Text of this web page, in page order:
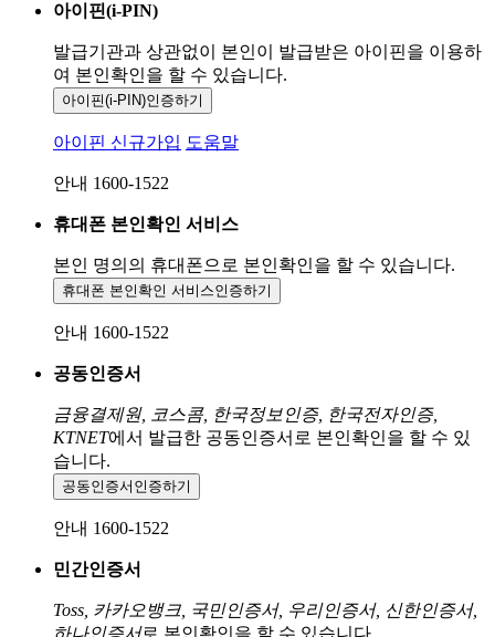
아이핀(i-PIN)
발급기관과 상관없이 본인이 발급받은 아이핀을 이용하
여 본인확인을 할 수 있습니다.
아이핀(i-PIN)인증하기
아이핀 신규가입 도움말
안내 1600-1522
휴대폰 본인확인 서비스
본인 명의의 휴대폰으로 본인확인을 할 수 있습니다.
휴대폰 본인확인 서비스인증하기
안내 1600-1522
공동인증서
금융결제원, 코스콤, 한국정보인증, 한국전자인증,
KTNET에서 발급한 공동인증서로 본인확인을 할 수 있
습니다.
공동인증서 인증하기
안내 1600-1522
민간인증서
Toss, 카카오뱅크, 국민인증서, 우리인증서, 신한인증서,